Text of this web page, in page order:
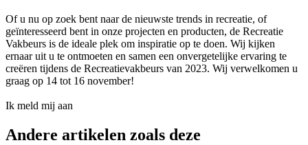
Of u nu op zoek bent naar de nieuwste trends in recreatie, of
geïnteresseerd bent in onze projecten en producten, de Recreatie
Vakbeurs is de ideale plek om inspiratie op te doen. Wij kijken
ernaar uit u te ontmoeten en samen een onvergetelijke ervaring te
creëren tijdens de Recreatievakbeurs van 2023. Wij verwelkomen u
graag op 14 tot 16 november!
Ik meld mij aan
Andere artikelen zoals deze